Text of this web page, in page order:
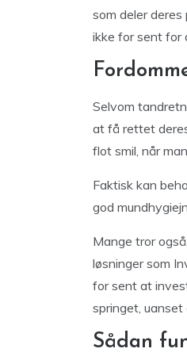
som deler
ikke for sent for
Selvom
at få rettet
flot smil, når
Faktisk kan
god
Mange tror
løsninger som
for sent at
springet, uanset
Sådan